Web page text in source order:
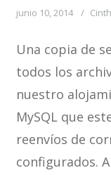
junio 10, 2014
Una copia de
todos los
nuestro
MySQL que
reenvíos de
configurados.